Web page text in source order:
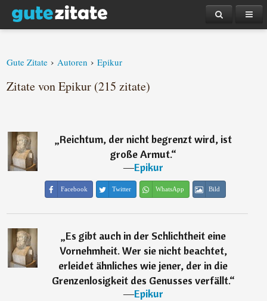
Gute Zitate › Autoren › Epikur
Zitate von Epikur (215 zitate)
„Reichtum, der nicht begrenzt wird, ist
große Armut.“
―Epikur
Facebook Twitter WhatsApp Bild
„Es gibt auch in der Schlichtheit eine
Vornehmheit. Wer sie nicht beachtet,
erleidet ähnliches wie jener, der in die
Grenzenlosigkeit des Genusses verfällt.“
―Epikur